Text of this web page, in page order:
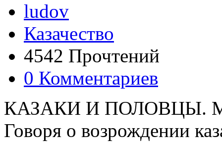
ludov
Казачество
4542 Прочтений
0 Комментариев
КАЗАКИ И ПОЛОВЦЫ.
Говоря о возрождении